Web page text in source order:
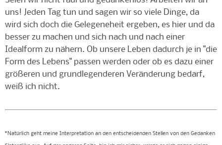
uns! Jeden Tag tun und sagen wir so viele Dinge, da
wird sich doch die Gelegeneheit ergeben, es hier und da
besser zu machen und sich nach und nach einer
Idealform zu nähern. Ob unsere Leben dadurch je in "die
Form des Lebens" passen werden oder ob es dazu einer
größeren und grundlegenderen Veränderung bedarf,
weiß ich nicht.
*Natürlich geht meine Interpretation an den entscheidenden Stellen von den Gedanken